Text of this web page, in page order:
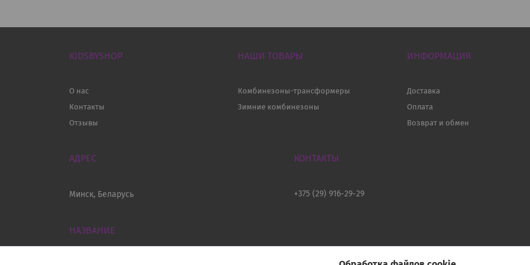
KIDSBYSHOP
О нас
Контакты
Отзывы
НАШИ ТОВАРЫ
Комбинезоны-трансформеры
Зимние комбинезоны
ИНФОРМАЦИЯ
Доставка
Оплата
Возврат и обмен
Минск, Беларусь +375 (29) 916-29-29